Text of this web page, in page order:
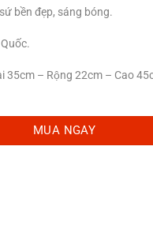
bền đẹp, sáng bóng.
35cm – Rộng 22cm – Cao
MUA NGAY